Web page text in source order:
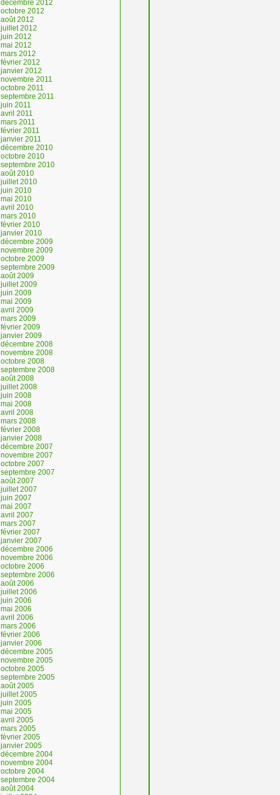
décembre 2012
octobre 2012
août 2012
juillet 2012
juin 2012
mai 2012
mars 2012
février 2012
janvier 2012
novembre 2011
octobre 2011
septembre 2011
juin 2011
avril 2011
mars 2011
février 2011
janvier 2011
décembre 2010
octobre 2010
septembre 2010
août 2010
juillet 2010
juin 2010
mai 2010
avril 2010
mars 2010
février 2010
janvier 2010
décembre 2009
novembre 2009
octobre 2009
septembre 2009
août 2009
juillet 2009
juin 2009
mai 2009
avril 2009
mars 2009
février 2009
janvier 2009
décembre 2008
novembre 2008
octobre 2008
septembre 2008
août 2008
juillet 2008
juin 2008
mai 2008
avril 2008
mars 2008
février 2008
janvier 2008
décembre 2007
novembre 2007
octobre 2007
septembre 2007
août 2007
juillet 2007
juin 2007
mai 2007
avril 2007
mars 2007
février 2007
janvier 2007
décembre 2006
novembre 2006
octobre 2006
septembre 2006
août 2006
juillet 2006
juin 2006
mai 2006
avril 2006
mars 2006
février 2006
janvier 2006
décembre 2005
novembre 2005
octobre 2005
septembre 2005
août 2005
juillet 2005
juin 2005
mai 2005
avril 2005
mars 2005
février 2005
janvier 2005
décembre 2004
novembre 2004
octobre 2004
septembre 2004
août 2004